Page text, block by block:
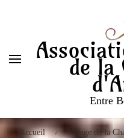
de la
Entre
Accueil Village de la